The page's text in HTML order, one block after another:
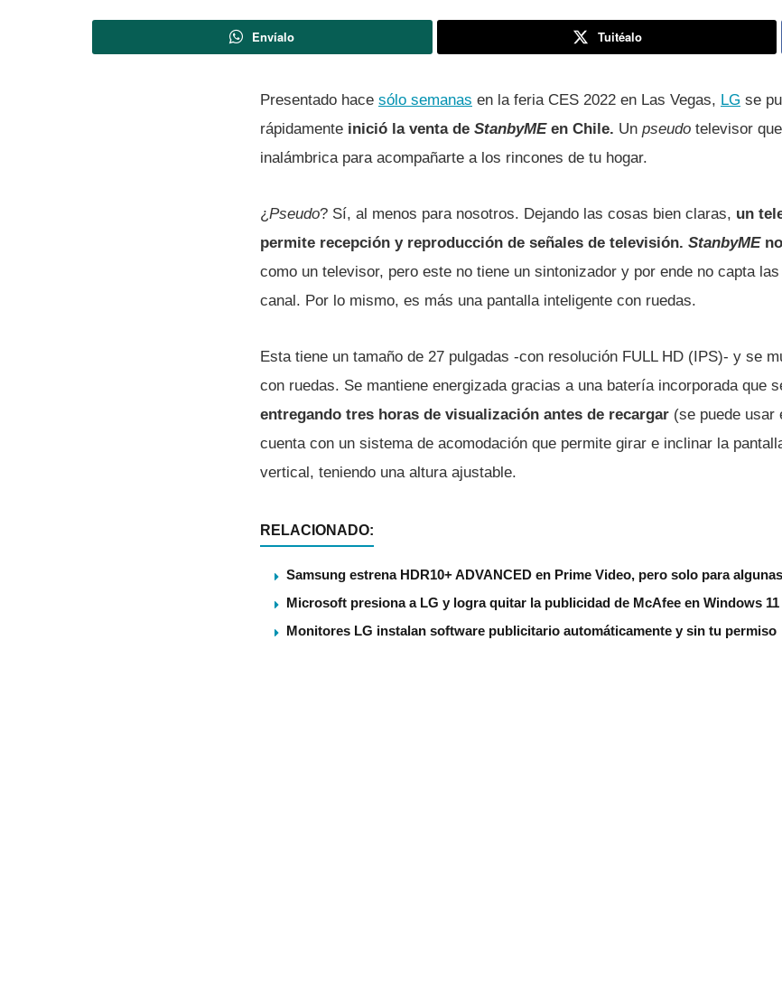
Envíalo Tuitéalo
Presentado hace sólo semanas en la feria CES 2022 en Las Vegas, LG se
rápidamente inició la venta de StanbyMEen Chile. Un pseudo televisor
inalámbrica para acompañarte a los rincones de tu hogar.
¿Pseudo? Sí, al menos para nosotros. Dejando las cosas bien claras, un
permite recepción y reproducción de señales de televisión. StanbyME
como un televisor, pero este no tiene un sintonizador y por ende no capta
canal. Por lo mismo, es más una pantalla inteligente con ruedas.
Esta tiene un tamaño de 27 pulgadas -con resolución FULL HD (IPS)- y se
con ruedas. Se mantiene energizada gracias a una batería incorporada que
entregando tres horas de visualización antes de recargar (se puede usar
cuenta con un sistema de acomodación que permite girar e inclinar la
vertical, teniendo una altura ajustable.
RELACIONADO:
Samsung estrena HDR10+ ADVANCED en Prime Video, pero solo para
Microsoft presiona a LG y logra quitar la publicidad de McAfee en Windows 11
Monitores LG instalan software publicitario automáticamente y sin tu permiso